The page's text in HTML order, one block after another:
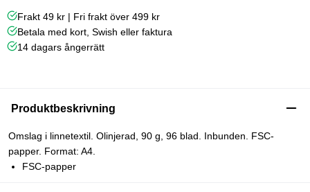
Frakt 49 kr | Fri frakt över 499 kr
Betala med kort, Swish eller faktura
14 dagars ångerrätt
Produktbeskrivning
Omslag i linnetextil. Olinjerad, 90 g, 96 blad. Inbunden. FSC-
papper. Format: A4.
FSC-papper